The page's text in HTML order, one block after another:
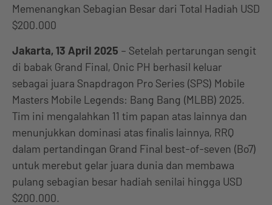
Memenangkan Sebagian Besar dari Total Hadiah USD
$200.000
Jakarta, 13 April 2025 – Setelah pertarungan sengit
di babak Grand Final, Onic PH berhasil keluar
sebagai juara Snapdragon Pro Series (SPS) Mobile
Masters Mobile Legends: Bang Bang (MLBB) 2025.
Tim ini mengalahkan 11 tim papan atas lainnya dan
menunjukkan dominasi atas finalis lainnya, RRQ
dalam pertandingan Grand Final best-of-seven (Bo7)
untuk merebut gelar juara dunia dan membawa
pulang sebagian besar hadiah senilai hingga USD
$200.000.